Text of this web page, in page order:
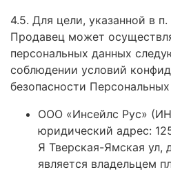
4.5. Для цели, указанной в
Продавец может
персональных данных
соблюдении условий
безопасности
ООО «Инсейлс Рус»
юридический адрес:
Я Тверская-Ямская ул,
является владельцем